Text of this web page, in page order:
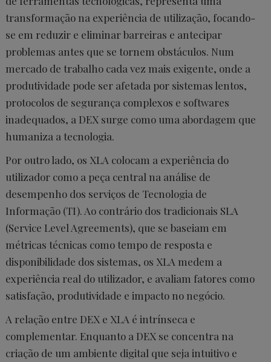
transformação na experiência de utilização, focando-
se em reduzir e eliminar barreiras e antecipar
problemas antes que se tornem obstáculos. Num
mercado de trabalho cada vez mais exigente, onde a
produtividade pode ser afetada por sistemas lentos,
protocolos de segurança complexos e softwares
inadequados, a DEX surge como uma abordagem que
humaniza a tecnologia.
Por outro lado, os XLA colocam a experiência do
utilizador como a peça central na análise de
desempenho dos serviços de Tecnologia de
Informação (TI). Ao contrário dos tradicionais SLA
(Service Level Agreements), que se baseiam em
métricas técnicas como tempo de resposta e
disponibilidade dos sistemas, os XLA medem a
experiência real do utilizador, e avaliam fatores como
satisfação, produtividade e impacto no negócio.
A relação entre DEX e XLA é intrínseca e
complementar. Enquanto a DEX se concentra na
criação de um ambiente digital que seja intuitivo e